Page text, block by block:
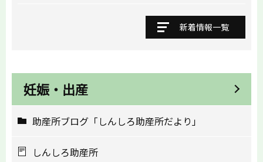
新着情報一覧
妊娠・出産
助産所ブログ「しんしろ助産所だより」
しんしろ助産所